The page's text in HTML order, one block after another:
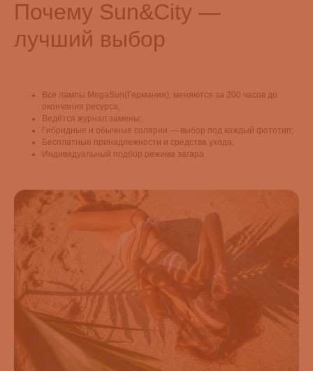
Почему Sun&City —
лучший выбор
Все лампы MegaSun(Германия), меняются за 200 часов до
окончания ресурса;
Ведётся журнал замены;
Гибридные и обычные солярии — выбор под каждый фототип;
Бесплатные принадлежности и средства ухода;
Индивидуальный подбор режима загара